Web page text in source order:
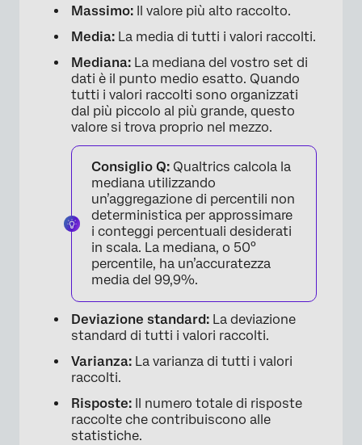
×
Massimo: Il valore più alto raccolto.
Media: La media di tutti i valori raccolti.
Mediana: La mediana del vostro set di
dati è il punto medio esatto. Quando
tutti i valori raccolti sono organizzati
dal più piccolo al più grande, questo
valore si trova proprio nel mezzo.
Consiglio Q: Qualtrics calcola la
mediana utilizzando
un’aggregazione di percentili non
deterministica per approssimare
i conteggi percentuali desiderati
in scala. La mediana, o 50°
percentile, ha un’accuratezza
media del 99,9%.
Deviazione standard: La deviazione
standard di tutti i valori raccolti.
Varianza: La varianza di tutti i valori
raccolti.
Risposte: Il numero totale di risposte
raccolte che contribuiscono alle
statistiche.